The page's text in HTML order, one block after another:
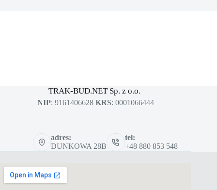
TRAK-BUD.NET Sp. z o.o.
NIP: 9161406628 KRS: 0001066444
adres:
DUNKOWA 28B
tel:
+48 880 853 548